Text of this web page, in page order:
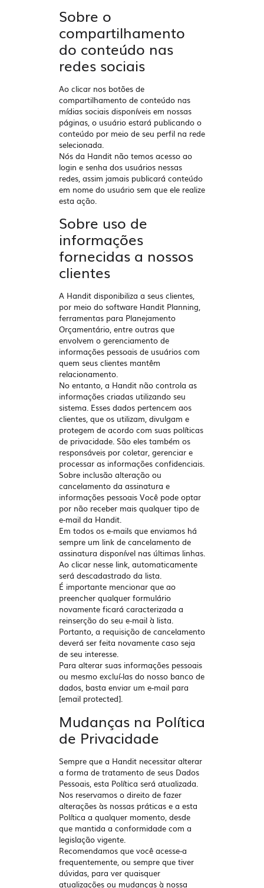
Sobre o
compartilhamento
do conteúdo nas
redes sociais
Ao clicar nos botões de
compartilhamento de conteúdo nas
mídias sociais disponíveis em nossas
páginas, o usuário estará publicando o
conteúdo por meio de seu perfil na rede
selecionada.
Nós da Handit não temos acesso ao
login e senha dos usuários nessas
redes, assim jamais publicará conteúdo
em nome do usuário sem que ele realize
esta ação.
Sobre uso de
informações
fornecidas a nossos
clientes
A Handit disponibiliza a seus clientes,
por meio do software Handit Planning,
ferramentas para Planejamento
Orçamentário, entre outras que
envolvem o gerenciamento de
informações pessoais de usuários com
quem seus clientes mantêm
relacionamento.
No entanto, a Handit não controla as
informações criadas utilizando seu
sistema. Esses dados pertencem aos
clientes, que os utilizam, divulgam e
protegem de acordo com suas políticas
de privacidade. São eles também os
responsáveis por coletar, gerenciar e
processar as informações confidenciais.
Sobre inclusão alteração ou
cancelamento da assinatura e
informações pessoais Você pode optar
por não receber mais qualquer tipo de
e-mail da Handit.
Em todos os e-mails que enviamos há
sempre um link de cancelamento de
assinatura disponível nas últimas linhas.
Ao clicar nesse link, automaticamente
será descadastrado da lista.
É importante mencionar que ao
preencher qualquer formulário
novamente ficará caracterizada a
reinserção do seu e-mail à lista.
Portanto, a requisição de cancelamento
deverá ser feita novamente caso seja
de seu interesse.
Para alterar suas informações pessoais
ou mesmo excluí-las do nosso banco de
dados, basta enviar um e-mail para
[email protected].
Mudanças na Política
de Privacidade
Sempre que a Handit necessitar alterar
a forma de tratamento de seus Dados
Pessoais, esta Política será atualizada.
Nos reservamos o direito de fazer
alterações às nossas práticas e a esta
Política a qualquer momento, desde
que mantida a conformidade com a
legislação vigente.
Recomendamos que você acesse-a
frequentemente, ou sempre que tiver
dúvidas, para ver quaisquer
atualizações ou mudanças à nossa